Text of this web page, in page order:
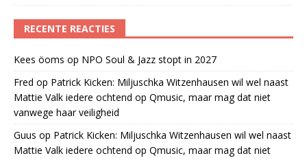
RECENTE REACTIES
Kees öoms op NPO Soul & Jazz stopt in 2027
Fred op Patrick Kicken: Miljuschka Witzenhausen wil wel naast
Mattie Valk iedere ochtend op Qmusic, maar mag dat niet
vanwege haar veiligheid
Guus op Patrick Kicken: Miljuschka Witzenhausen wil wel naast
Mattie Valk iedere ochtend op Qmusic, maar mag dat niet